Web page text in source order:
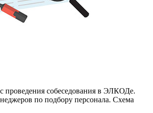
проведения собеседования в ЭЛКОДе.
по подбору персонала. Схема